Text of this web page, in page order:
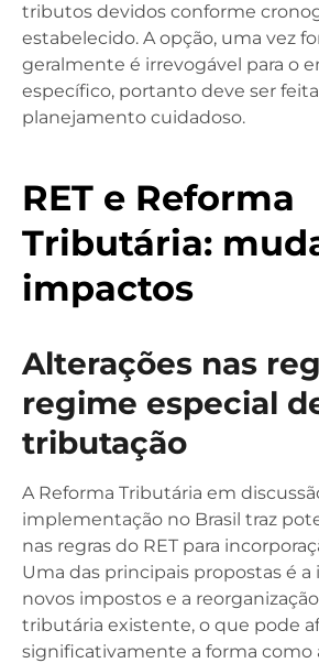
tributos devidos conforme
estabelecido. A opção, uma vez
geralmente é irrevogável para o
específico, portanto deve ser
planejamento cuidadoso.
RET e Reforma
Tributária:
impactos
Alterações nas
regime especial
tributação
A Reforma Tributária em
implementação no Brasil traz
nas regras do RET para
Uma das principais propostas é
novos impostos e a
tributária existente, o que pode
significativamente a forma como